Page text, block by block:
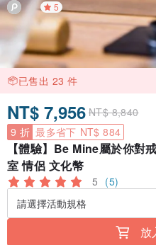
5
已售出 23 件
NT$ 7,956 NT$ 8,840
9 折 最多省下 NT$ 884
【體驗】Be Mine屬於你
室 情侶 文化幣
5 (5)
放